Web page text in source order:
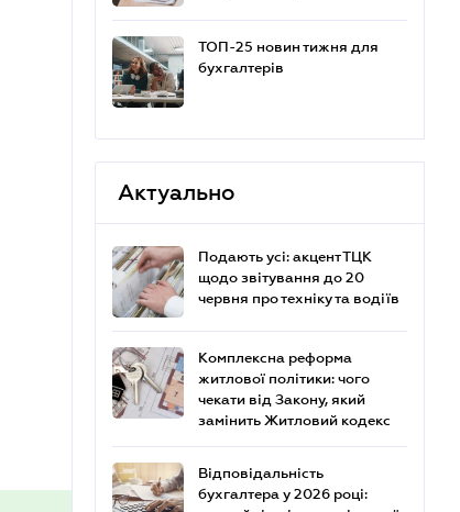
ТОП-25 новин тижня для
бухгалтерів
Актуально
Подають усі: акцент ТЦК
щодо звітування до 20
червня про техніку та водіїв
Комплексна реформа
житлової політики: чого
чекати від Закону, який
замінить Житловий кодекс
Відповідальність
бухгалтера у 2026 році: